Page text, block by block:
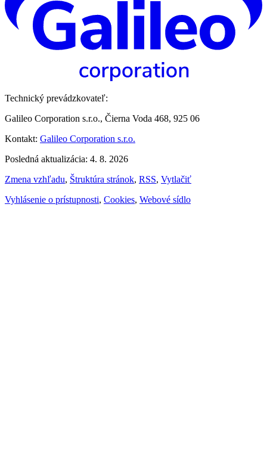
Technický prevádzkovateľ:
Galileo Corporation s.r.o., Čierna Voda 468, 925 06
Kontakt: Galileo Corporation s.r.o.
Posledná aktualizácia: 4. 8. 2026
Zmena vzhľadu, Štruktúra stránok, RSS, Vytlačiť
Vyhlásenie o prístupnosti, Cookies, Webové sídlo